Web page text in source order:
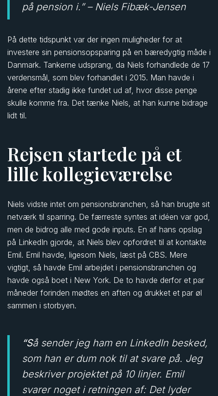
på pension i.” – Niels Fibæk-Jensen
På dette tidspunkt var der ingen muligheder for at
investere sin pensionsopsparing på en bæredygtig måde i
Danmark. Tankerne udsprang, da Niels forhandlede de 17
verdensmål, som blev forhandlet i 2015. Man havde i
årene efter stadig ikke fundet ud af, hvor disse penge
skulle komme fra. Det tænke Niels, at han kunne bidrage
lidt til.
Rejsen startede på et
lille kollegieværelse
Niels vidste intet om pensionsbranchen, så han brugte sit
netværk til sparring. De færreste syntes at idéen var god,
men de bidrog alle med gode inputs. En af hans opslag
på LinkedIn gjorde, at Niels blev opfordret til at kontakte
Emil. Emil havde, ligesom Niels, læst på CBS. Mere
vigtigt, så havde Emil arbejdet i pensionsbranchen og
havde også boet i New York. De to havde derfor et par
måneder forinden mødtes en aften og drukket et par øl
sammen i storbyen.
“Så sender jeg ham en LinkedIn besked,
som han er dum nok til at svare på. Jeg
beskriver projektet på 10 linjer. Emil
svarer noget i retningen af: Det lyder